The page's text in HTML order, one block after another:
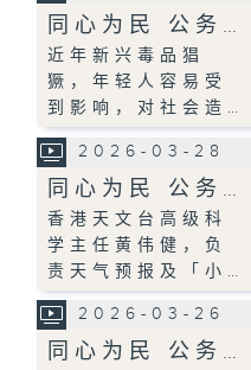
同心为民 公务…
近年新兴毒品猖
獗，年轻人容易受
到影响，对社会造…
2026-03-28
同心为民 公务…
香港天文台高级科
学主任黄伟健，负
责天气预报及「小…
2026-03-26
同心为民 公务…